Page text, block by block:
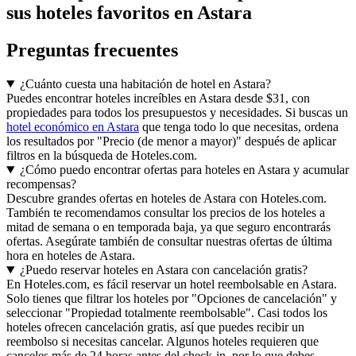
sus hoteles favoritos en Astara
Preguntas frecuentes
¿Cuánto cuesta una habitación de hotel en Astara?
Puedes encontrar hoteles increíbles en Astara desde $31, con
propiedades para todos los presupuestos y necesidades. Si buscas un
hotel económico en Astara que tenga todo lo que necesitas, ordena
los resultados por "Precio (de menor a mayor)" después de aplicar
filtros en la búsqueda de Hoteles.com.
¿Cómo puedo encontrar ofertas para hoteles en Astara y acumular
recompensas?
Descubre grandes ofertas en hoteles de Astara con Hoteles.com.
También te recomendamos consultar los precios de los hoteles a
mitad de semana o en temporada baja, ya que seguro encontrarás
ofertas. Asegúrate también de consultar nuestras ofertas de última
hora en hoteles de Astara.
¿Puedo reservar hoteles en Astara con cancelación gratis?
En Hoteles.com, es fácil reservar un hotel reembolsable en Astara.
Solo tienes que filtrar los hoteles por "Opciones de cancelación" y
seleccionar "Propiedad totalmente reembolsable". Casi todos los
hoteles ofrecen cancelación gratis, así que puedes recibir un
reembolso si necesitas cancelar. Algunos hoteles requieren que